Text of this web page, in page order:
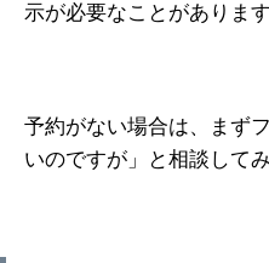
示が必要なことがあります
予約がない場合は、まず
いのですが」と相談して